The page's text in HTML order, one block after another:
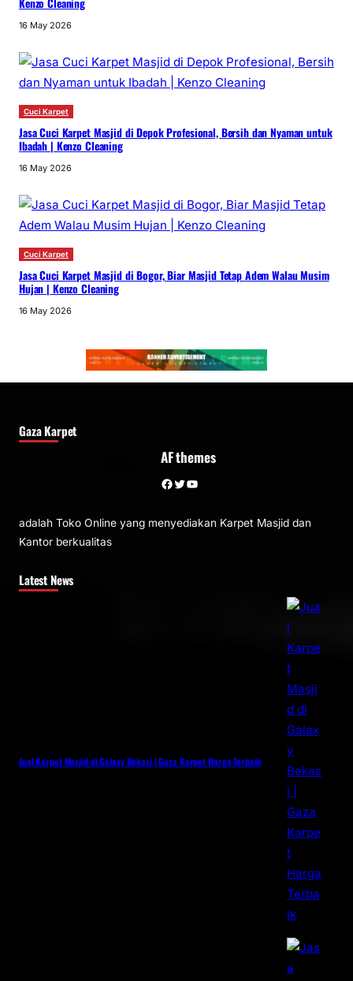
Kenzo Cleaning
16 May 2026
Cuci Karpet
Jasa Cuci Karpet Masjid di Depok Profesional, Bersih dan Nyaman untuk
Ibadah | Kenzo Cleaning
16 May 2026
Cuci Karpet
Jasa Cuci Karpet Masjid di Bogor, Biar Masjid Tetap Adem Walau Musim
Hujan | Kenzo Cleaning
16 May 2026
Gaza Karpet
AF themes
Facebook Twitter YouTube
adalah Toko Online yang menyediakan Karpet Masjid dan
Kantor berkualitas
Latest News
Jual Karpet Masjid di Galaxy Bekasi | Gaza Karpet Harga Terbaik